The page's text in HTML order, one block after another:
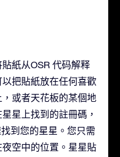
紙从OSR 代码解释
把貼紙放在任何喜歡
或者天花板的某個地
星上找到的註冊碼，
到您的星星。您只需
空中的位置。星星貼